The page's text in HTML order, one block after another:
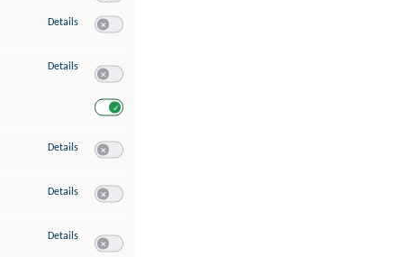
Details zu Speichern von oder Zugriff auf Informationen auf einem Endgerät
Details zu Verwendung reduzierter Daten zur Auswahl von Werbeanzeigen
Details zu Erstellung von Profilen für personalisierte Werbung
Details zu Verwendung von Profilen zur Auswahl personalisierter Werbung
Details zu Messung der Werbeleistung